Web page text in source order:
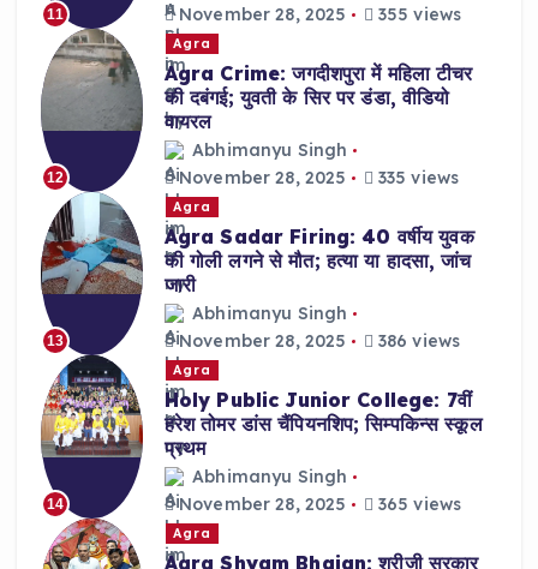
11
November 28, 2025
355 views
12
Agra
Agra Crime: जगदीशपुरा में महिला टीचर
की दबंगई; युवती के सिर पर डंडा, वीडियो
वायरल
Abhimanyu Singh
November 28, 2025
335 views
13
Agra
Agra Sadar Firing: 40 वर्षीय युवक
की गोली लगने से मौत; हत्या या हादसा, जांच
जारी
Abhimanyu Singh
November 28, 2025
386 views
14
Agra
Holy Public Junior College: 7वीं
हरेश तोमर डांस चैंपियनशिप; सिम्पकिन्स स्कूल
प्रथम
Abhimanyu Singh
November 28, 2025
365 views
Agra
Agra Shyam Bhajan: श्रीजी सरकार